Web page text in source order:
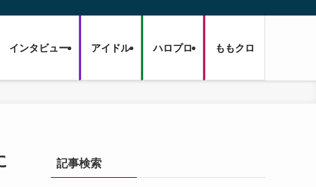
インタビュー アイドル ハロプロ ももクロ
記事検索